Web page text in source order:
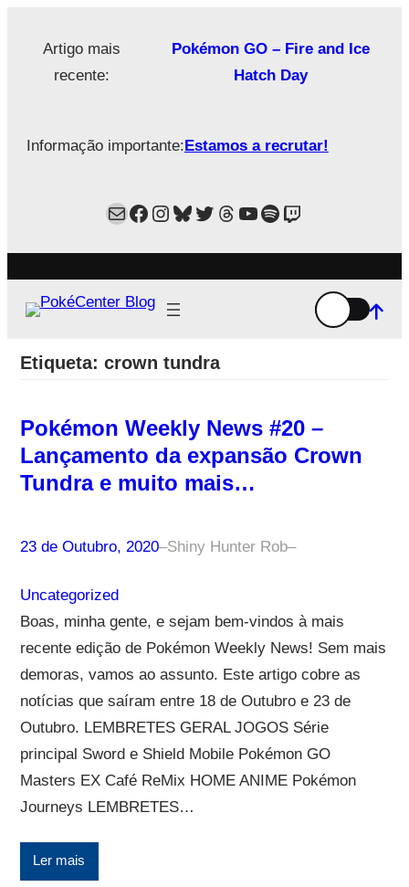
Artigo mais
recente:
Pokémon GO – Fire and Ice
Hatch Day
Informação importante:Estamos a recrutar!
MailFacebook
Instagram
Bluesky
Twitter
Estamos no Threads!
YouTube
Spotify
Twitch
Etiqueta: crown tundra
Pokémon Weekly News #20 –
Lançamento da expansão Crown
Tundra e muito mais…
23 de Outubro, 2020–Shiny Hunter Rob–
Uncategorized
Boas, minha gente, e sejam bem-vindos à mais
recente edição de Pokémon Weekly News! Sem mais
demoras, vamos ao assunto. Este artigo cobre as
notícias que saíram entre 18 de Outubro e 23 de
Outubro. LEMBRETES GERAL JOGOS Série
principal Sword e Shield Mobile Pokémon GO
Masters EX Café ReMix HOME ANIME Pokémon
Journeys LEMBRETES…
Ler mais